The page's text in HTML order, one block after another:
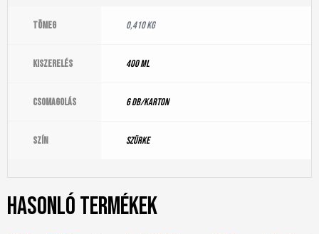
Tömeg 0,410 kg
Kiszerelés 400 ml
Csomagolás 6 db/karton
Szín szürke
Hasonló termékek